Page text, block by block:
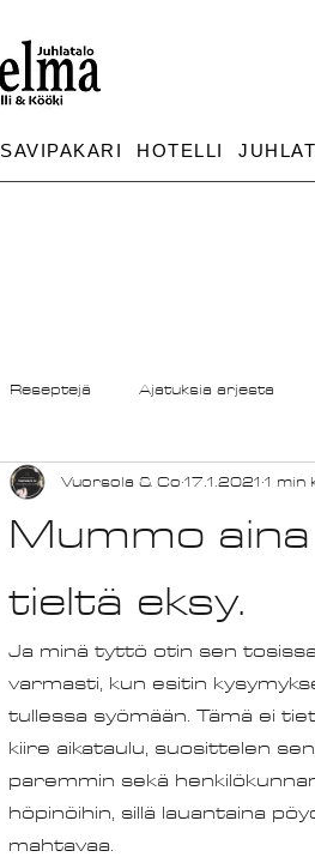
SAVIPAKARI HOTELLI
Reseptejä Ajatuksia arjesta
Mummo
tieltä eksy.
Vuorsola & Co17.1.2021 1 min
Ja minä tyttö otin sen
varmasti, kun esitin
tullessa syömään. Tämä ei
kiire aikataulu, suosittelen
paremmin sekä
höpinöihin, sillä lauantaina
mahtavaa.